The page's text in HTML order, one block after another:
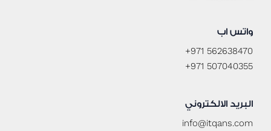
واتس اب
+971 562638470
+971 507040355
البريد الالكتروني
info@itqans.com